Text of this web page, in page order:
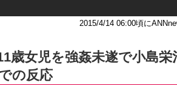
2015/4/14 06:00頃に
歳女児を強姦未遂で小島
の反応